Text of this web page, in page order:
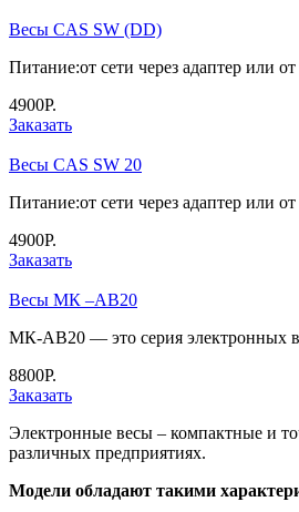
Весы CAS SW (DD)
Питание:от сети через адаптер или
4900Р.
Заказать
Весы CAS SW 20
Питание:от сети через адаптер или
4900Р.
Заказать
Весы МК –АВ20
МК-АВ20 — это серия электронных
8800Р.
Заказать
Электронные весы – компактные и
различных предприятиях.
Модели обладают такими